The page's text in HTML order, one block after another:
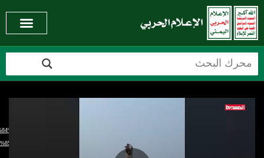
Video
2019/10/19/%D8%B4%D8%A7%D9%87%D8%AF-